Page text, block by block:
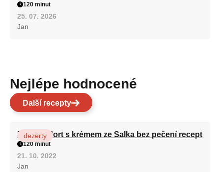
120 minut
25. 07. 2026
Jan
Nejlépe hodnocené
Další recepty
Patrový dort s krémem ze Salka bez pečení recept
dezerty
120 minut
21. 10. 2022
Jan